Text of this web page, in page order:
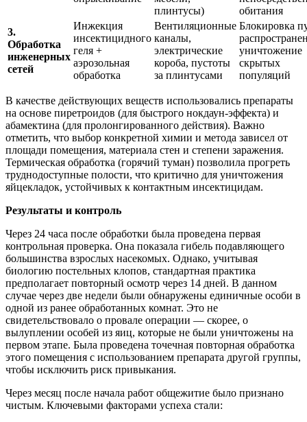
плинтусы)
обитания
3.
Обработка
инженерных
сетей
Инжекция
инсектицидного
геля +
аэрозольная
обработка
Вентиляционные
каналы,
электрические
короба, пустоты
за плинтусами
Блокировка
уничтожение
скрытых
популяций
В качестве действующих веществ использовались препараты
на основе пиретроидов (для быстрого нокдаун-эффекта) и
абамектина (для пролонгированного действия). Важно
отметить, что выбор конкретной химии и метода зависел от
площади помещения, материала стен и степени заражения.
Термическая обработка (горячий туман) позволила прогреть
труднодоступные полости, что критично для уничтожения
яйцекладок, устойчивых к контактным инсектицидам.
Результаты и контроль
Через 24 часа после обработки была проведена первая
контрольная проверка. Она показала гибель подавляющего
большинства взрослых насекомых. Однако, учитывая
биологию постельных клопов, стандартная практика
предполагает повторный осмотр через 14 дней. В данном
случае через две недели были обнаружены единичные особи в
одной из ранее обработанных комнат. Это не
свидетельствовало о провале операции — скорее, о
вылуплении особей из яиц, которые не были уничтожены на
первом этапе. Была проведена точечная повторная обработка
этого помещения с использованием препарата другой группы,
чтобы исключить риск привыкания.
Через месяц после начала работ общежитие было признано
чистым. Ключевыми факторами успеха стали: